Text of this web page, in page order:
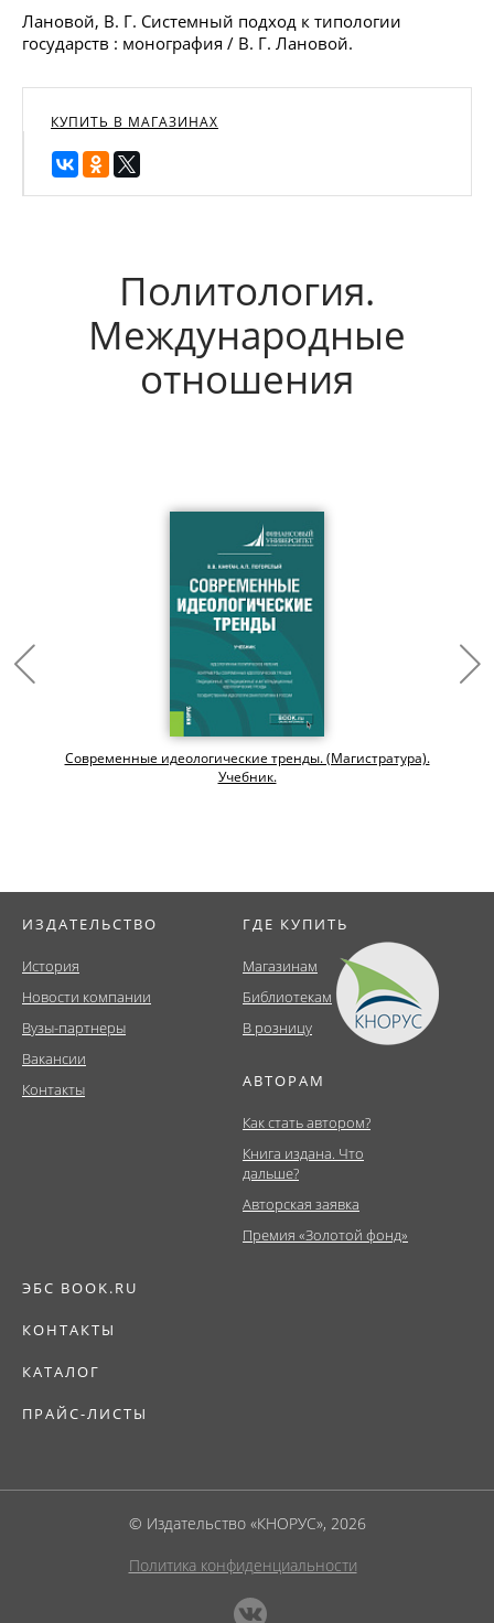
Лановой, В. Г. Системный подход к типологии
государств : монография / В. Г. Лановой.
КУПИТЬ В МАГАЗИНАХ
Политология.
Международные
отношения
Современные идеологические тренды. (Магистратура).
Учебник.
ИЗДАТЕЛЬСТВО
История
Новости компании
Вузы-партнеры
Вакансии
Контакты
ГДЕ КУПИТЬ
Магазинам
Библиотекам
В розницу
АВТОРАМ
Как стать автором?
Книга издана. Что
дальше?
Авторская заявка
Премия «Золотой фонд»
ЭБС BOOK.RU
КОНТАКТЫ
КАТАЛОГ
ПРАЙС-ЛИСТЫ
© Издательство «КНОРУС», 2026
Политика конфиденциальности